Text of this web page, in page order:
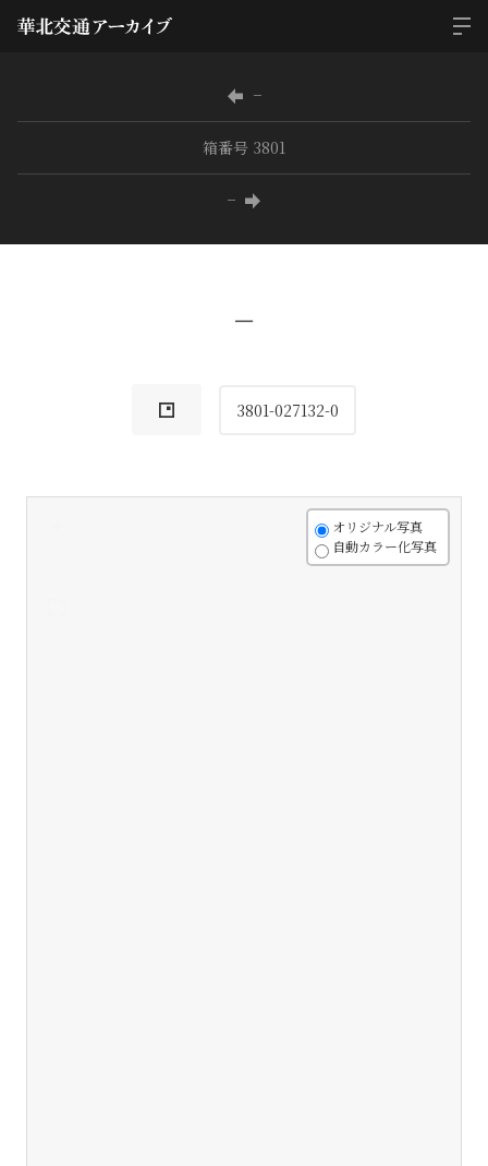
−
箱番号 3801
−
−
3801-027132-0
オリジナル写真
自動カラー化写真